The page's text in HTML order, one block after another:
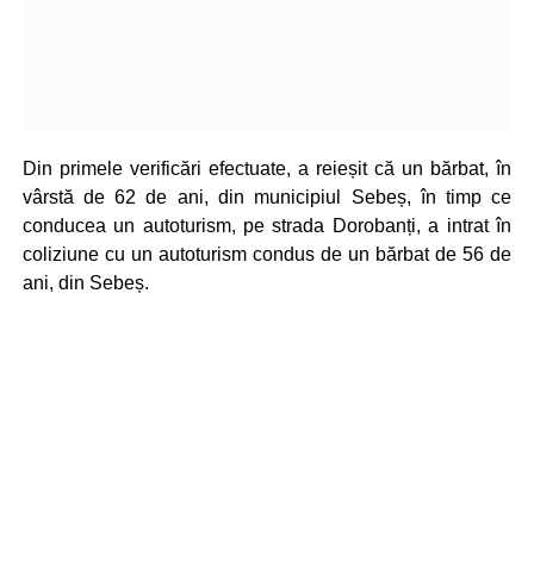
Din primele verificări efectuate, a reieșit că un bărbat, în
vârstă de 62 de ani, din municipiul Sebeș, în timp ce
conducea un autoturism, pe strada Dorobanți, a intrat în
coliziune cu un autoturism condus de un bărbat de 56 de
ani, din Sebeș.